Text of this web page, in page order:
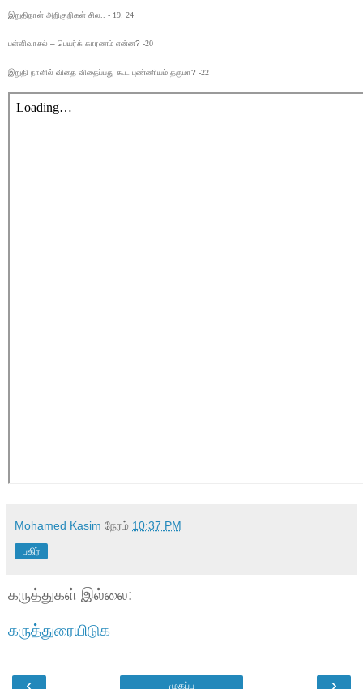
இறுதிநாள் அறிகுறிகள் சில.. - 19 24
பள்ளிவாசல் – பெயர்க் காரணம் என்ன? -20
இறுதி நாளில் விதை விதைப்பது கூட புண்ணியம் தருமா? -22
Mohamed Kasim நேரம் 10:37 PM
பகிர்
கருத்துகள் இல்லை:
கருத்துரையிடுக
முகப்பு